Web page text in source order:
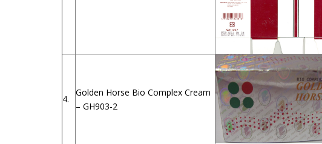
4.
Golden Horse Bio Complex Cream
– GH903-2